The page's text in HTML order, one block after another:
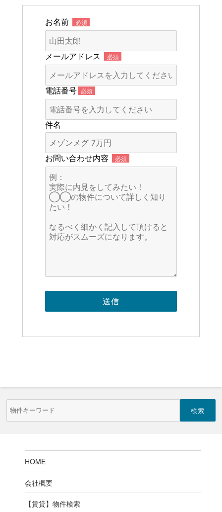
お名前 必須
メールアドレス 必須
電話番号 必須
件名
お問い合わせ内容 必須
物
件
HOME
会社概要
【賃貸】物件検索